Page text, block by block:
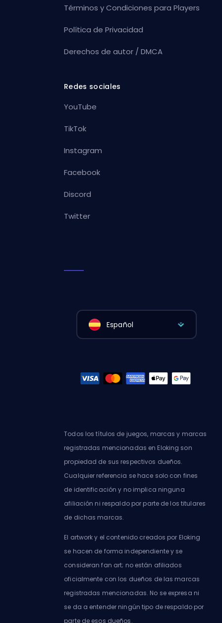
Términos y Condiciones para Players
Política de Privacidad
Derechos de autor / DMCA
Redes sociales
YouTube
TikTok
Instagram
Facebook
Discord
Twitter
Español
Todos los títulos de juegos, marcas y marcas
registradas mencionadas en Eloking son
propiedad de sus respectivos dueños.
Cualquier referencia se hace solo con fines
de identificación y no implica ninguna
afiliación ni respaldo por parte de los titulares
de dichas marcas.
El artwork y el contenido creados por Eloking
se hacen de forma independiente y se
consideran fan art; no están afiliados
oficialmente con los dueños de las marcas
registradas mencionadas. No se expresa ni
se da a entender ningún tipo de respaldo por
parte de esos dueños.